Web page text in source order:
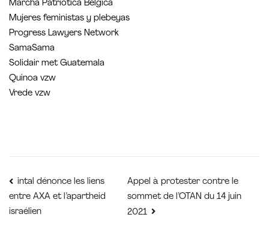
Marcha Patriótica Bélgica
Mujeres feministas y plebeyas
Progress Lawyers Network
SamaSama
Solidair met Guatemala
Quinoa vzw
Vrede vzw
Navigation
de
intal dénonce les liens
entre AXA et l’apartheid
israélien
Appel à protester contre le
sommet de l’OTAN du 14 juin
2021